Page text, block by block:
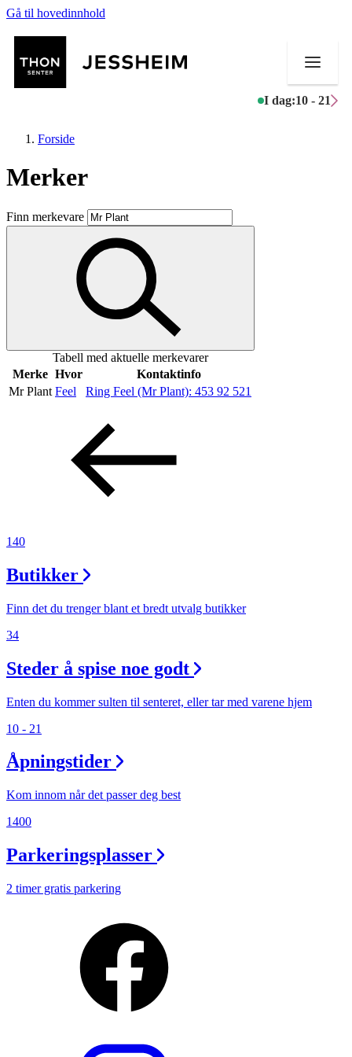
Gå til hovedinnhold
I dag:10 - 21
Butikker
Mat og drikke
Aktiviteter
Inspirasjon
Gavekort
Forside
Merker
Finn merkevare
Tabell med aktuelle merkevarer
Merke Hvor
Kontaktinfo
Mr Plant Feel Ring Feel (Mr Plant): 453 92 521
140
Butikker
Finn det du trenger blant et bredt utvalg butikker
34
Steder å spise noe godt
Enten du kommer sulten til senteret, eller tar med varene hjem
10 - 21
Åpningstider
Kom innom når det passer deg best
1400
Parkeringsplasser
2 timer gratis parkering